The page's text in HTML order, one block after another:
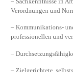
Verordnungen und
– Kommunikations-
professionellen und
–
– Zielgerichtete,